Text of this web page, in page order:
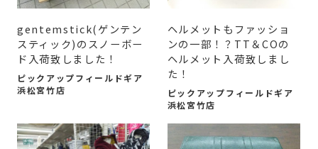
gentemstick(ゲンテン
スティック)のスノーボー
ド入荷致しました！
ピックアップフィールドギア
浜松宮竹店
ヘルメットもファッショ
ンの一部！？TT＆COの
ヘルメット入荷致しまし
た！
ピックアップフィールドギア
浜松宮竹店